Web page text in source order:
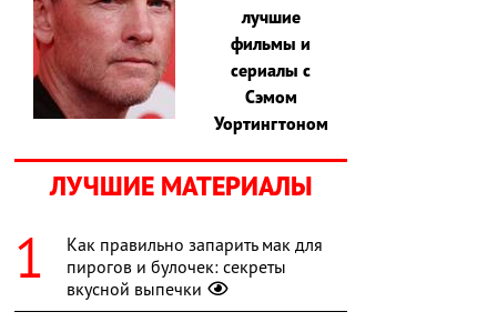
лучшие
фильмы и
сериалы с
Сэмом
Уортингтоном
ЛУЧШИЕ МАТЕРИАЛЫ
Как правильно запарить мак для
пирогов и булочек: секреты
вкусной выпечки